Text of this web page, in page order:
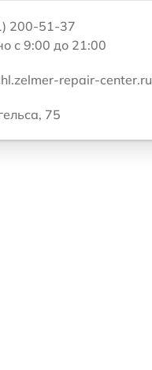
200-51-37
с 9:00 до 21:00
repair-center.ru
75